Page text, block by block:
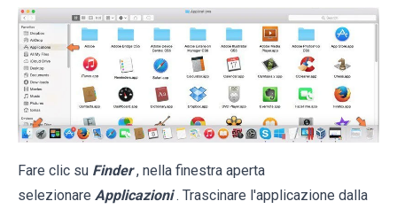
Fare clic su Finder , nella finestra aperta
selezionare Applicazioni . Trascinare l'applicazione dalla